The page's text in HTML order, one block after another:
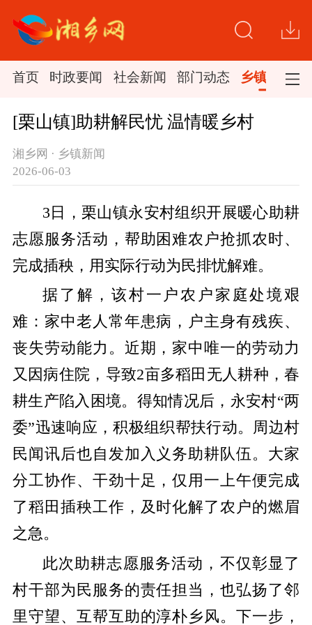
首页 时政要闻 社会新闻 部门动态 乡镇新闻
[栗山镇]助耕解民忧 温情暖乡村
湘乡网 · 乡镇新闻
2026-06-03
3日，栗山镇永安村组织开展暖心助耕
志愿服务活动，帮助困难农户抢抓农时、
完成插秧，用实际行动为民排忧解难。
据了解，该村一户农户家庭处境艰
难：家中老人常年患病，户主身有残疾、
丧失劳动能力。近期，家中唯一的劳动力
又因病住院，导致2亩多稻田无人耕种，春
耕生产陷入困境。得知情况后，永安村“两
委”迅速响应，积极组织帮扶行动。周边村
民闻讯后也自发加入义务助耕队伍。大家
分工协作、干劲十足，仅用一上午便完成
了稻田插秧工作，及时化解了农户的燃眉
之急。
此次助耕志愿服务活动，不仅彰显了
村干部为民服务的责任担当，也弘扬了邻
里守望、互帮互助的淳朴乡风。下一步，